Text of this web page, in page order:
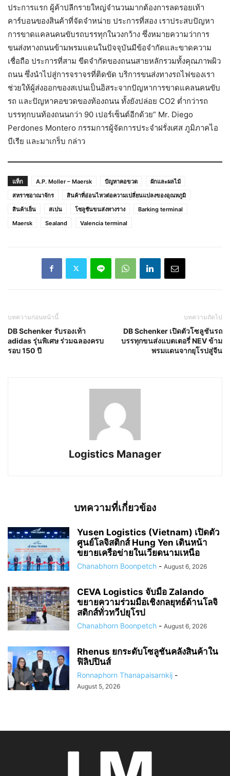
ประการแรก ผู้ค้าปลีกรายใหญ่จำนวนมากต้องการลดรอยเท้า
คาร์บอนของสินค้าที่จัดจำหน่าย ประการที่สอง เราประสบปัญหา
การขาดแคลนคนขับรถบรรทุกในวงกว้าง ซึ่งหมายความว่าการ
ขนส่งทางถนนข้ามพรมแดนในปัจจุบันมีข้อจำกัดและขาดความ
เชื่อถือ ประการที่สาม ขีดจำกัดของถนนสายหลักรวมทั้งคุณภาพผิว
ถนน ซึ่งนำไปสู่การจราจรที่ติดขัด บริการขนส่งทางรถไฟของเรา
ช่วยให้ผู้ส่งออกของสเปนเป็นอิสระจากปัญหาการขาดแคลนคนขับ
รถ และปัญหาคอขวดของท้องถนน ทั้งยังปล่อย CO2 ต่ำกว่ารถ
บรรทุกบนท้องถนนกว่า 90 เปอร์เซ็นต์อีกด้วย” Mr. Diego
Perdones Montero กรรมการผู้จัดการประจำฝรั่งเศส ภูมิภาคไอ
บีเรีย และมาเกร็บ กล่าว
แท็ก A.P. Moller – Maersk ปัญหาคอขวด
ผักและผลไม้
สหราชอาณาจักร
สินค้าที่อ่อนไหวต่อความเปลี่ยนแปลงของอุณหภูมิ
สินค้าเย็น
สเปน โซลูชันขนส่งทางราง
Barking terminal
Maersk
Sealand Valencia terminal
บทความก่อนหน้านี้
DB Schenker รับรองเท้า
adidas รุ่นพิเศษ ร่วมฉลองครบ
รอบ 150 ปี
บทความถัดไป
DB Schenker เปิดตัวโซลูชันรถ
บรรทุกขนส่งแบตเตอรี่ NEV ข้าม
พรมแดนจากยุโรปสู่จีน
Logistics Manager
บทความที่เกี่ยวข้อง
Yusen Logistics (Vietnam) เปิดตัว
ศูนย์โลจิสติกส์ Hung Yen เดินหน้า
ขยายเครือข่ายในเวียดนามเหนือ
Chanabhorn Boonpetch - August 6, 2026
CEVA Logistics จับมือ Zalando
ขยายความร่วมมือเชิงกลยุทธ์ด้านโลจิ
สติกส์ทั่วทวีปยุโรป
Chanabhorn Boonpetch - August 6, 2026
Rhenus ยกระดับโซลูชันคลังสินค้าใน
ฟิลิปปินส์
Ronnaphorn Thanapaisarnkij -
August 5, 2026